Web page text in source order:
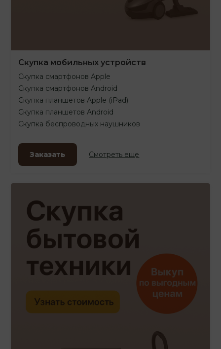
Скупка мобильных устройств
Скупка смартфонов Apple
Скупка смартфонов Android
Скупка планшетов Apple (iPad)
Скупка планшетов Android
Скупка беспроводных наушников
Заказать Смотреть еще